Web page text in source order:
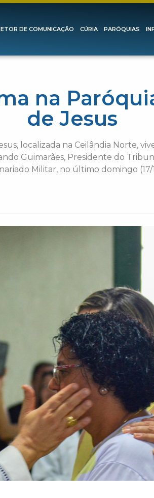
DE COMUNICAÇÃO CÚRIA PARÓQUIAS
na
de Jesus
localizada na Ceilândia Norte,
Guimarães, Presidente do
Militar, no último domingo (17/